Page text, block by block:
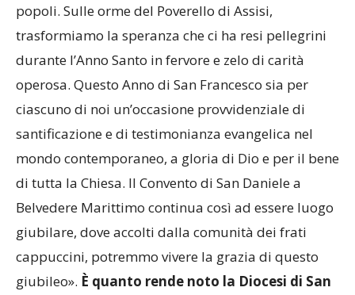
popoli. Sulle orme del Poverello di Assisi,
trasformiamo la speranza che ci ha resi pellegrini
durante l’Anno Santo in fervore e zelo di carità
operosa. Questo Anno di San Francesco sia per
ciascuno di noi un’occasione provvidenziale di
santificazione e di testimonianza evangelica nel
mondo contemporaneo, a gloria di Dio e per il bene
di tutta la Chiesa. Il Convento di San Daniele a
Belvedere Marittimo continua così ad essere luogo
giubilare, dove accolti dalla comunità dei frati
cappuccini, potremmo vivere la grazia di questo
giubileo». È quanto rende noto la Diocesi di San